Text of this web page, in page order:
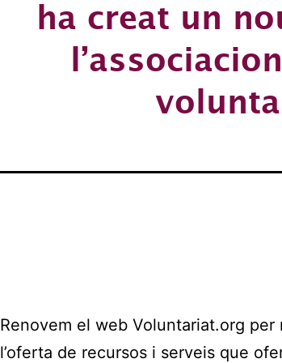
ha creat un
Renovem el web Voluntariat.org per
l’oferta de recursos i serveis que